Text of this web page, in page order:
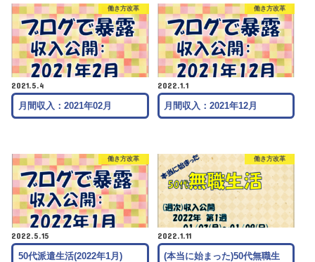
働き方改革
2021.5.4
月間収入：2021年02月
働き方改革
2022.1.1
月間収入：2021年12月
働き方改革
2022.5.15
50代派遣生活(2022年1月)
働き方改革
2022.1.11
(本当に始まった)50代無職生